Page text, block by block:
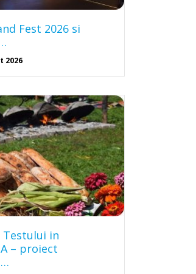
Fest 2026 si
2026
Testului in
– proiect